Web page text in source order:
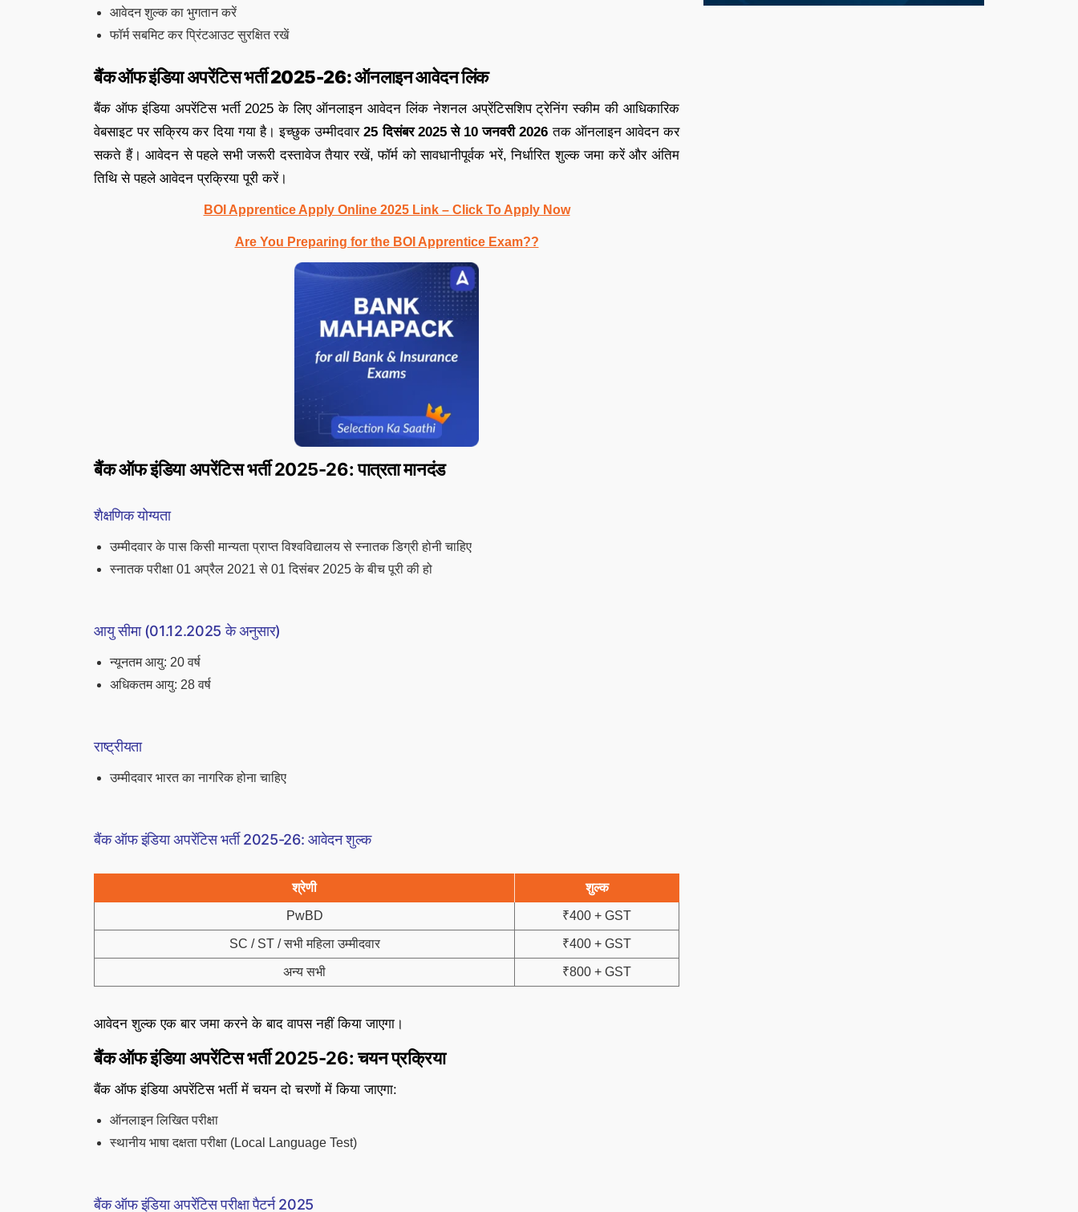
आवेदन शुल्क का भुगतान करें
फॉर्म सबमिट कर प्रिंटआउट सुरक्षित रखें
बैंक ऑफ इंडिया अपरेंटिस भर्ती 2025-26: ऑनलाइन आवेदन लिंक
बैंक ऑफ इंडिया अपरेंटिस भर्ती 2025 के लिए ऑनलाइन आवेदन लिंक नेशनल अप्रेंटिसशिप ट्रेनिंग स्कीम की आधिकारिक
वेबसाइट पर सक्रिय कर दिया गया है। इच्छुक उम्मीदवार25 दिसंबर 2025 से 10 जनवरी 2026 तक ऑनलाइन आवेदन कर
सकते हैं। आवेदन से पहले सभी जरूरी दस्तावेज तैयार रखें, फॉर्म को सावधानीपूर्वक भरें, निर्धारित शुल्क जमा करें और अंतिम
तिथि से पहले आवेदन प्रक्रिया पूरी करें।
BOI Apprentice Apply Online 2025 Link – Click To Apply Now
Are You Preparing for the BOI Apprentice Exam??
बैंक ऑफ इंडिया अपरेंटिस भर्ती 2025-26: पात्रता मानदंड
शैक्षणिक योग्यता
उम्मीदवार के पास किसी मान्यता प्राप्त विश्वविद्यालय से स्नातक डिग्री होनी चाहिए
स्नातक परीक्षा 01 अप्रैल 2021 से 01 दिसंबर 2025 के बीच पूरी की हो
आयु सीमा (01.12.2025 के अनुसार)
न्यूनतम आयु: 20 वर्ष
अधिकतम आयु: 28 वर्ष
राष्ट्रीयता
उम्मीदवार भारत का नागरिक होना चाहिए
बैंक ऑफ इंडिया अपरेंटिस भर्ती 2025-26: आवेदन शुल्क
श्रेणी शुल्क
PwBD ₹400 + GST
SC / ST / सभी महिला उम्मीदवार ₹400 + GST
अन्य सभी ₹800 + GST
आवेदन शुल्क एक बार जमा करने के बाद वापस नहीं किया जाएगा।
बैंक ऑफ इंडिया अपरेंटिस भर्ती 2025-26: चयन प्रक्रिया
बैंक ऑफ इंडिया अपरेंटिस भर्ती में चयन दो चरणों में किया जाएगा:
ऑनलाइन लिखित परीक्षा
स्थानीय भाषा दक्षता परीक्षा (Local Language Test)
बैंक ऑफ इंडिया अपरेंटिस परीक्षा पैटर्न 2025